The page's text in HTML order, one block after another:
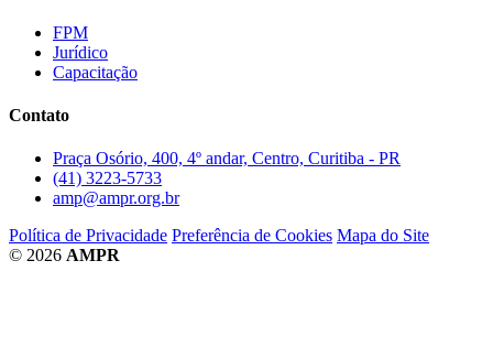
FPM
Jurídico
Capacitação
Contato
Praça Osório, 400, 4º andar, Centro, Curitiba - PR
(41) 3223-5733
amp@ampr.org.br
Política de Privacidade Preferência de Cookies Mapa do Site
© 2026 AMPR